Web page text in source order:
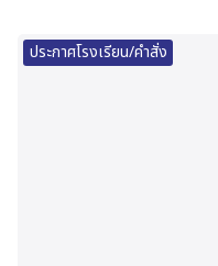
ประกาศโรงเรียน/คำสั่ง